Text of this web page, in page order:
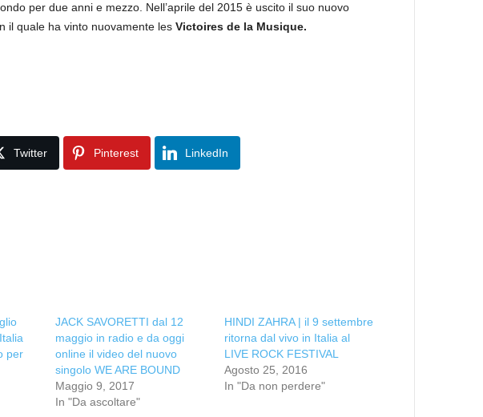
per due anni e mezzo. Nell’aprile del 2015 è uscito il suo nuovo
il quale ha vinto nuovamente les Victoires de la Musique.
Twitter Pinterest LinkedIn
per
JACK SAVORETTI dal 12
maggio in radio e da oggi
online il video del nuovo
singolo WE ARE BOUND
Maggio 9, 2017
In "Da ascoltare"
HINDI ZAHRA | il 9 settembre
ritorna dal vivo in Italia al
LIVE ROCK FESTIVAL
Agosto 25, 2016
In "Da non perdere"